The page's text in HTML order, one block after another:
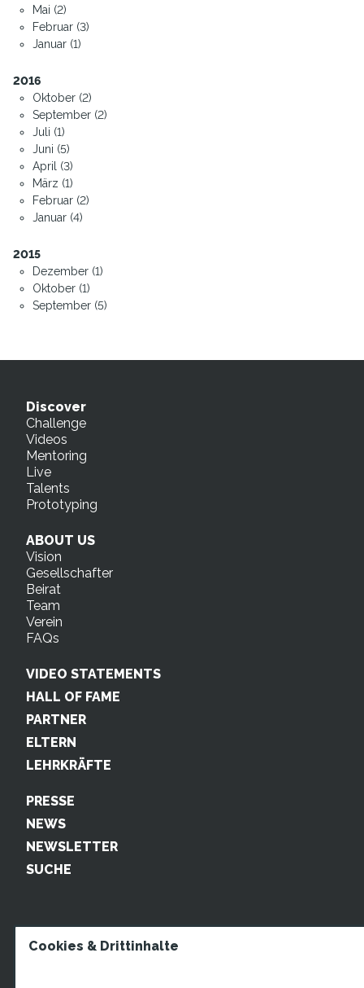
Mai (2)
Februar (3)
Januar (1)
2016
Oktober (2)
September (2)
Juli (1)
Juni (5)
April (3)
März (1)
Februar (2)
Januar (4)
2015
Dezember (1)
Oktober (1)
September (5)
Discover
Challenge
Videos
Mentoring
Live
Talents
Prototyping
ABOUT US
Vision
Gesellschafter
Beirat
Team
Verein
FAQs
VIDEO STATEMENTS
HALL OF FAME
PARTNER
ELTERN
LEHRKRÄFTE
PRESSE
NEWS
NEWSLETTER
SUCHE
Cookies & Drittinhalte